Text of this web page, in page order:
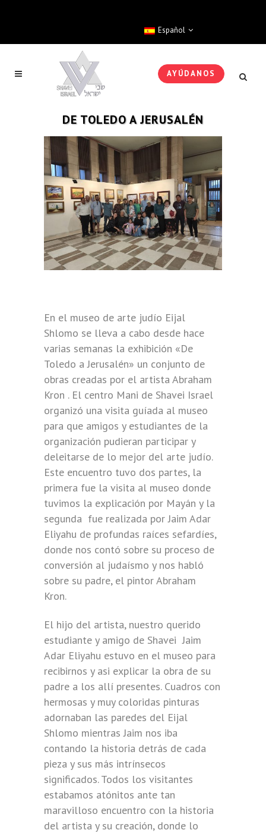
Español
AYÚDANOS
DE TOLEDO A JERUSALÉN
En el museo de arte judío Eijal
Shlomo se lleva a cabo desde hace
varias semanas la exhibición «De
Toledo a Jerusalén» un conjunto de
obras creadas por el artista Abraham
Kron . El centro Mani de Shavei Israel
organizó una visita guíada al museo
para que amigos y estudiantes de la
organización pudieran participar y
deleitarse de lo mejor del arte judío.
Este encuentro tuvo dos partes, la
primera fue la visita al museo donde
tuvimos la explicación por Mayán y la
segunda fue realizada por Jaim Adar
Eliyahu de profundas raíces sefardíes,
donde nos contó sobre su proceso de
conversión al judaísmo y nos habló
sobre su padre, el pintor Abraham
Kron.
El hijo del artista, nuestro querido
estudiante y amigo de Shavei Jaim
Adar Eliyahu estuvo en el museo para
recibirnos y asi explicar la obra de su
padre a los allí presentes. Cuadros con
hermosas y muy coloridas pinturas
adornaban las paredes del Eijal
Shlomo mientras Jaim nos iba
contando la historia detrás de cada
pieza y sus más intrínsecos
significados. Todos los visitantes
estabamos atónitos ante tan
maravilloso encuentro con la historia
del artista y su creación, donde lo